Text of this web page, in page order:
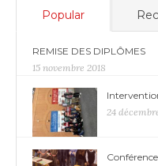
Popular
REMISE DES DIPLÔMES
15 novembre 2018
24